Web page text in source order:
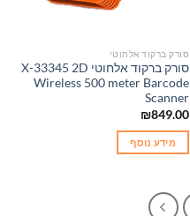
סורק ברקוד אלחוטי
סורק ברקוד אלחוטי X-33345 2D
Wireless 500 meter Barcode
Scanner
₪849.00
מידע נוסף